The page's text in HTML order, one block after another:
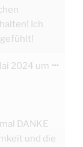
Ich
2024 um
DANKE
und die
...